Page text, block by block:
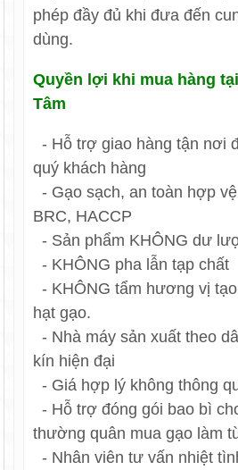
phép đầy đủ khi đưa đến
dùng.
Quyền lợi khi mua hàng
Tâm
- Hỗ trợ giao hàng tận nơi
quý khách hàng
- Gạo sạch, an toàn hợp
BRC, HACCP
- Sản phẩm KHÔNG dư
- KHÔNG pha lẫn tạp chất
- KHÔNG tẩm hương vị
hạt gạo.
- Nhà máy sản xuất theo
kín hiện đại
- Giá hợp lý không thông
- Hỗ trợ đóng gói bao bì
thường quân mua gạo làm
- Nhân viên tư vấn nhiệt